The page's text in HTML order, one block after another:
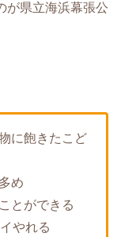
が県立海浜幕張公
に飽きたこど
め
とができる
やれる